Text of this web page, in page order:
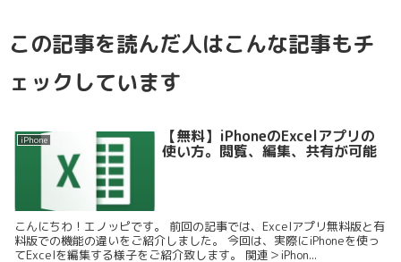
この記事を読んだ人はこんな記事もチ
ェックしています
iPhone 【無料】iPhoneのExcelアプリの
使い方。閲覧、編集、共有が可能
こんにちわ！エノッピです。 前回の記事では、Excelアプリ無料版と有
料版での機能の違いをご紹介しました。 今回は、実際にiPhoneを使っ
てExcelを編集する様子をご紹介致します。 関連＞iPhon...